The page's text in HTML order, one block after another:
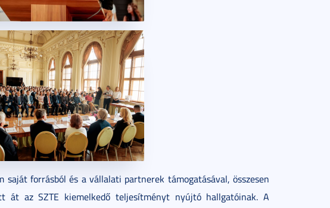
saját forrásból és a vállalati partnerek támogatásával, összesen
át az SZTE kiemelkedő teljesítményt nyújtó hallgatóinak. A